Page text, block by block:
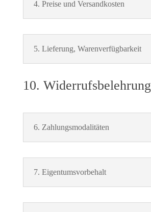
4. Preise und Versandkosten
5. Lieferung, Warenverfügbarkeit
10. Widerrufsbelehrung
6. Zahlungsmodalitäten
7. Eigentumsvorbehalt